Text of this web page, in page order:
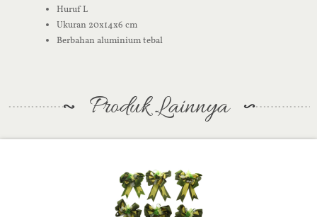
Huruf L
Ukuran 20x14x6 cm
Berbahan aluminium tebal
Produk Lainnya